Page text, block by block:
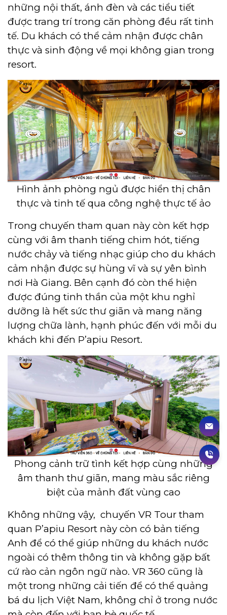
những nội thất, ánh đèn và các tiểu tiết
được trang trí trong căn phòng đều rất tinh
tế. Du khách có thể cảm nhận được chân
thực và sinh động về mọi không gian trong
resort.
Hình ảnh phòng ngủ được hiển thị chân
thực và tinh tế qua công nghệ thực tế ảo
Trong chuyến tham quan này còn kết hợp
cùng với âm thanh tiếng chim hót, tiếng
nước chảy và tiếng nhạc giúp cho du khách
cảm nhận được sự hùng vĩ và sự yên bình
nơi Hà Giang. Bên cạnh đó còn thể hiện
được đúng tinh thần của một khu nghỉ
dưỡng là hết sức thư giãn và mang năng
lượng chữa lành, hạnh phúc đến với mỗi du
khách khi đến P’apiu Resort.
Phong cảnh trữ tình kết hợp cùng những
âm thanh thư giãn, mang màu sắc riêng
biệt của mảnh đất vùng cao
Không những vậy, chuyến VR Tour tham
quan P’apiu Resort này còn có bản tiếng
Anh để có thể giúp những du khách nước
ngoài có thêm thông tin và không gặp bất
cứ rào cản ngôn ngữ nào. VR 360 cũng là
một trong những cải tiến để có thể quảng
bá du lịch Việt Nam, không chỉ ở trong nước